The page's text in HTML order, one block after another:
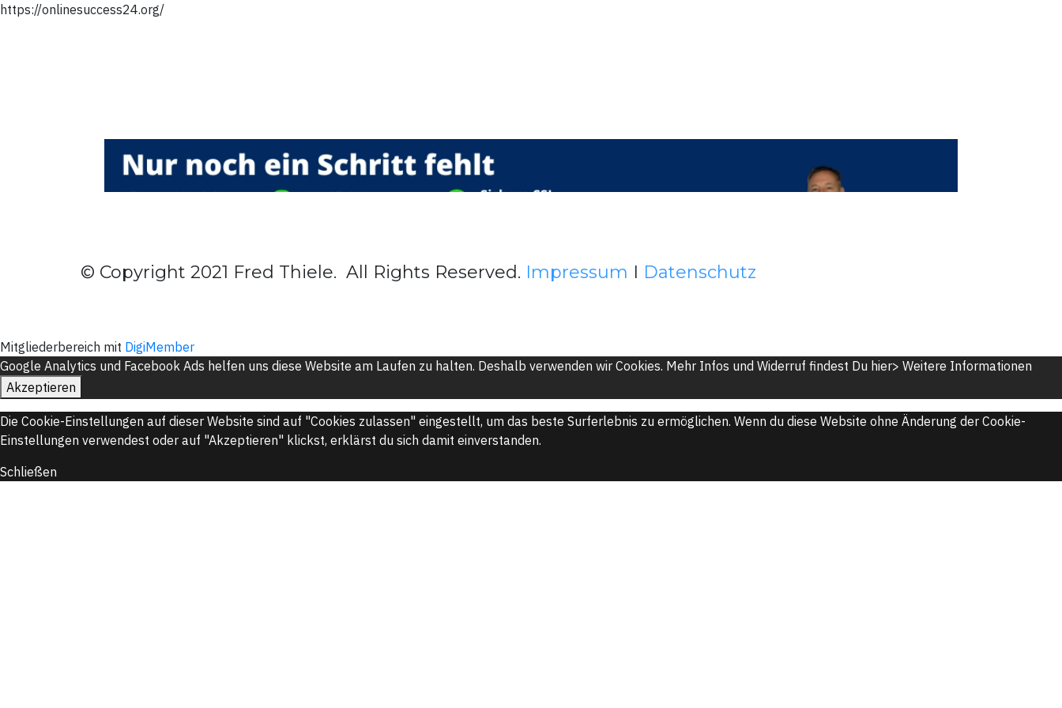
https://onlinesuccess24.org/
© Copyright 2021 Fred Thiele. All Rights Reserved. Impressum I Datenschutz
Mitgliederbereich mit DigiMember
Google Analytics und Facebook Ads helfen uns diese Website am Laufen zu halten. Deshalb verwenden wir Cookies. Mehr Infos und Widerruf findest Du hier> Weitere Informationen
Akzeptieren
Die Cookie-Einstellungen auf dieser Website sind auf "Cookies zulassen" eingestellt, um das beste Surferlebnis zu ermöglichen. Wenn du diese Website ohne Änderung der Cookie-
Einstellungen verwendest oder auf "Akzeptieren" klickst, erklärst du sich damit einverstanden.
Schließen